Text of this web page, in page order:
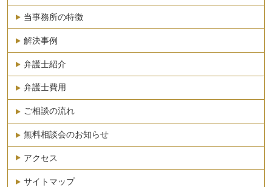
当事務所の特徴
解決事例
弁護士紹介
弁護士費用
ご相談の流れ
無料相談会のお知らせ
アクセス
サイトマップ